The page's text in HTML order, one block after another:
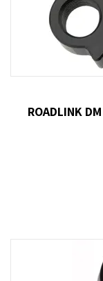
חולית מתאם למעביר הילוכים אחורי ROADLINK DM